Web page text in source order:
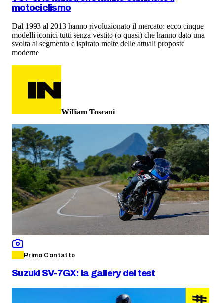
motociclismo
Dal 1993 al 2013 hanno rivoluzionato il mercato: ecco cinque
modelli iconici tutti senza vestito (o quasi) che hanno dato una
svolta al segmento e ispirato molte delle attuali proposte
moderne
William Toscani
Primo Contatto
Suzuki SV-7GX: la gallery del test